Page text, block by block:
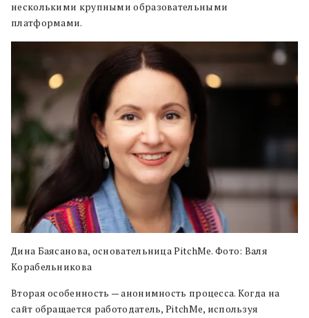
несколькими крупными образовательными
платформами.
Дина Баясанова, основательница PitchMe. Фото: Валя
Корабельникова
Вторая особенность — анонимность процесса. Когда на
сайт обращается работодатель, PitchMe, используя